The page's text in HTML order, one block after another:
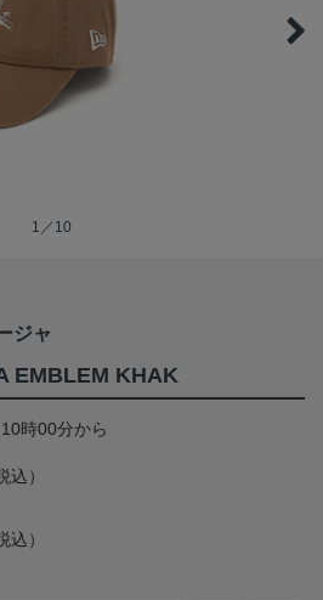
1／10
ジャ
EMBLEM KHAK
時00分から
込）
込）